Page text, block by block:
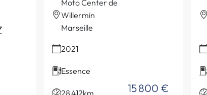
Moto Center de
Willermin
Marseille
2021
Essence
15 800 €